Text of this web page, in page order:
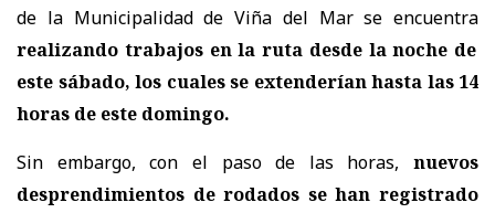
de la Municipalidad de Viña del Mar se encuentra
realizando trabajos en la ruta desde la noche de
este sábado, los cuales se extenderían hasta las 14
horas de este domingo.
Sin embargo, con el paso de las horas, nuevos
desprendimientos de rodados se han registrado